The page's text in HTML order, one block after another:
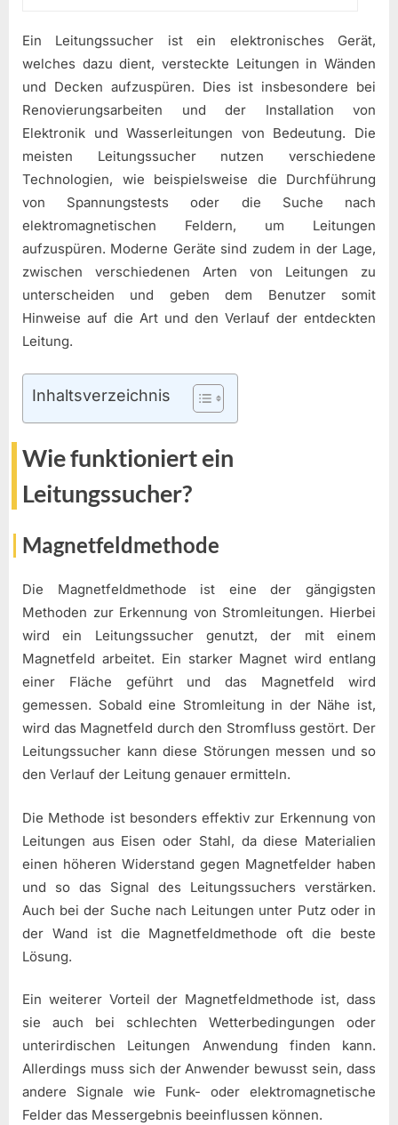
Ein Leitungssucher ist ein elektronisches Gerät,
welches dazu dient, versteckte Leitungen in Wänden
und Decken aufzuspüren. Dies ist insbesondere bei
Renovierungsarbeiten und der Installation von
Elektronik und Wasserleitungen von Bedeutung. Die
meisten Leitungssucher nutzen verschiedene
Technologien, wie beispielsweise die Durchführung
von Spannungstests oder die Suche nach
elektromagnetischen Feldern, um Leitungen
aufzuspüren. Moderne Geräte sind zudem in der Lage,
zwischen verschiedenen Arten von Leitungen zu
unterscheiden und geben dem Benutzer somit
Hinweise auf die Art und den Verlauf der entdeckten
Leitung.
Inhaltsverzeichnis
Wie funktioniert ein
Leitungssucher?
Magnetfeldmethode
Die Magnetfeldmethode ist eine der gängigsten
Methoden zur Erkennung von Stromleitungen. Hierbei
wird ein Leitungssucher genutzt, der mit einem
Magnetfeld arbeitet. Ein starker Magnet wird entlang
einer Fläche geführt und das Magnetfeld wird
gemessen. Sobald eine Stromleitung in der Nähe ist,
wird das Magnetfeld durch den Stromfluss gestört. Der
Leitungssucher kann diese Störungen messen und so
den Verlauf der Leitung genauer ermitteln.
Die Methode ist besonders effektiv zur Erkennung von
Leitungen aus Eisen oder Stahl, da diese Materialien
einen höheren Widerstand gegen Magnetfelder haben
und so das Signal des Leitungssuchers verstärken.
Auch bei der Suche nach Leitungen unter Putz oder in
der Wand ist die Magnetfeldmethode oft die beste
Lösung.
Ein weiterer Vorteil der Magnetfeldmethode ist, dass
sie auch bei schlechten Wetterbedingungen oder
unterirdischen Leitungen Anwendung finden kann.
Allerdings muss sich der Anwender bewusst sein, dass
andere Signale wie Funk- oder elektromagnetische
Felder das Messergebnis beeinflussen können.